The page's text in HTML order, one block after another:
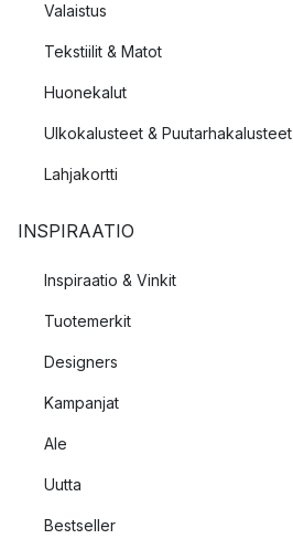
Valaistus
Tekstiilit & Matot
Huonekalut
Ulkokalusteet & Puutarhakalusteet
Lahjakortti
INSPIRAATIO
Inspiraatio & Vinkit
Tuotemerkit
Designers
Kampanjat
Ale
Uutta
Bestseller